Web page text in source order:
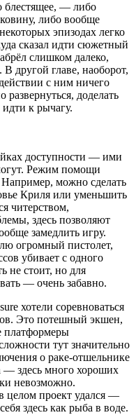
блестящее, — либо
либо вообще
эпизодах легко
сказал идти сюжетный
слишком далеко,
другой главе, наоборот,
с ним ничего
доделать
к рычагу.
доступности — ими
Режим помощи
Например, можно сделать
Криля или уменьшить
читерством,
здесь позволяют
замедлить игру.
огромный пистолет,
убивает с одного
не стоит, но для
— очень забавно.
хотели соревноваться
Это потешный экшен,
платформеры
тут значительно
о раке-отшельнике
— здесь много хороших
невозможно.
целом проект удался —
здесь как рыба в воде.